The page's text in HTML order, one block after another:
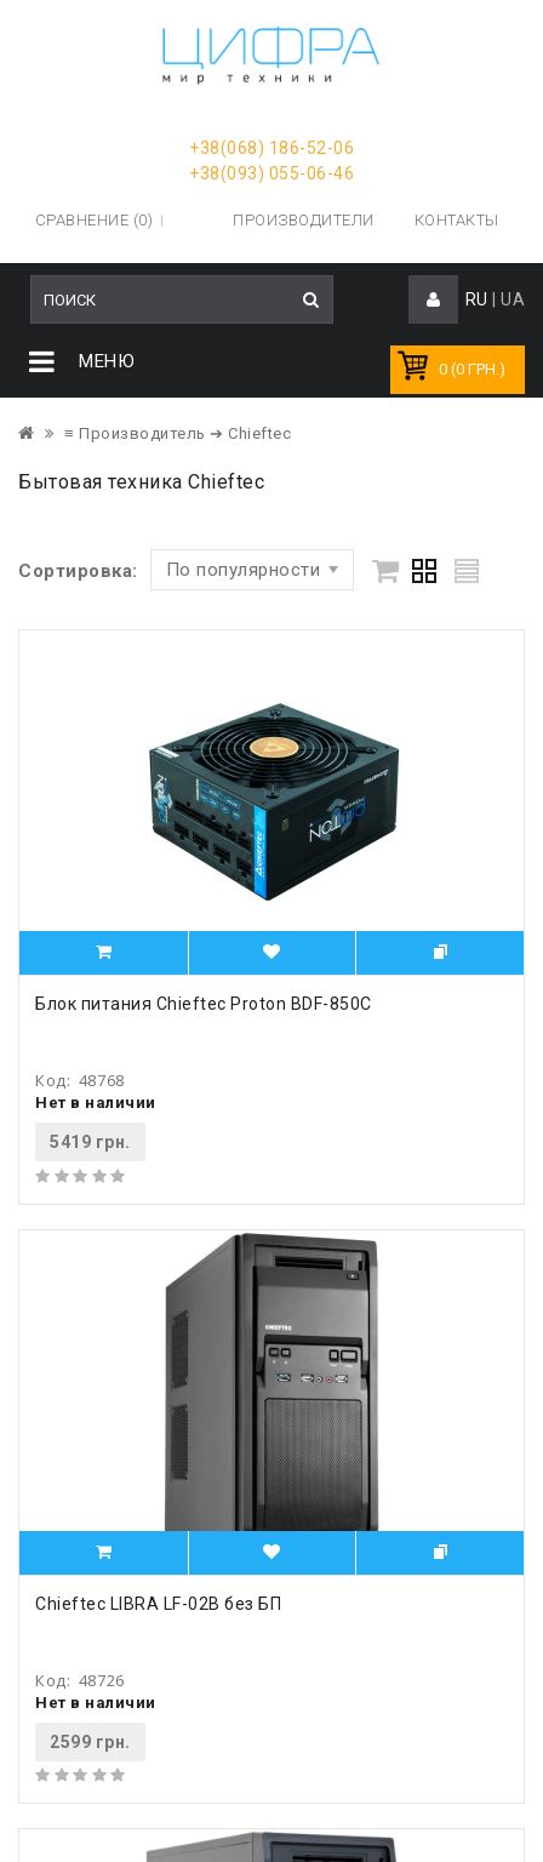
+38(068) 186-52-06
+38(093) 055-06-46
СРАВНЕНИЕ (0) ПРОИЗВОДИТЕЛИ КОНТАКТЫ
RU UA
0 (0 ГРН.)
МЕНЮ
≡ Производитель ➔ Chieftec
Бытовая техника Chieftec
Сортировка: По популярности
Блок питания Chieftec Proton BDF-850C
Код: 48768
Нет в наличии
5419 грн.
Chieftec LIBRA LF-02B без БП
Код: 48726
Нет в наличии
2599 грн.